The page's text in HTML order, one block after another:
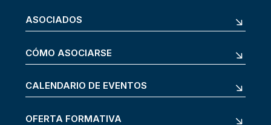
ASOCIADOS
CÓMO ASOCIARSE
CALENDARIO DE EVENTOS
OFERTA FORMATIVA